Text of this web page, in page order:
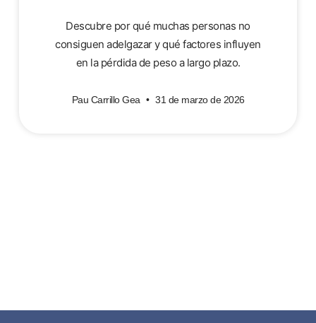
Descubre por qué muchas personas no
consiguen adelgazar y qué factores influyen
en la pérdida de peso a largo plazo.
Pau Carrillo Gea 31 de marzo de 2026